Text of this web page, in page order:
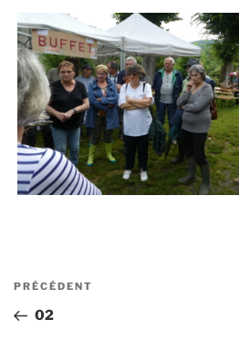
Navigation
l’article
Article
précédent
PRÉCÉDENT
02